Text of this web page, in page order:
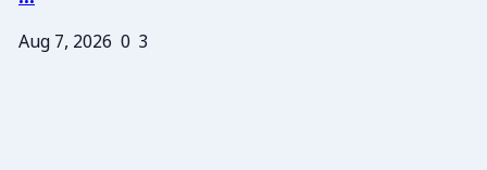
Aug 7, 2026 0 3